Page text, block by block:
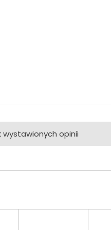
wystawionych opinii